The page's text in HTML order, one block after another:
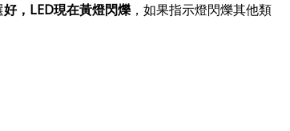
好，LED現在黃燈閃爍，如果指示燈閃爍其他類